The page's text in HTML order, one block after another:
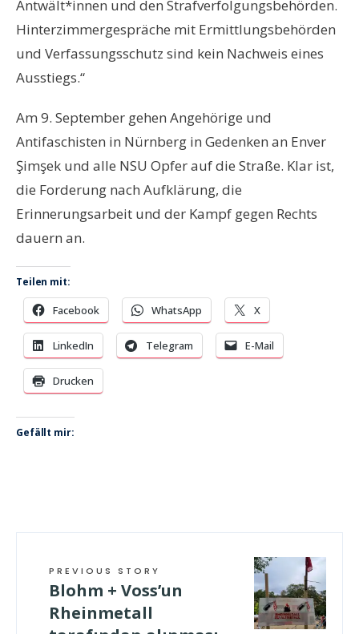
Antwält*innen und den Strafverfolgungsbehörden.
Hinterzimmergespräche mit Ermittlungsbehörden
und Verfassungsschutz sind kein Nachweis eines
Ausstiegs.“
Am 9. September gehen Angehörige und
Antifaschisten in Nürnberg in Gedenken an Enver
Şimşek und alle NSU Opfer auf die Straße. Klar ist,
die Forderung nach Aufklärung, die
Erinnerungsarbeit und der Kampf gegen Rechts
dauern an.
Teilen mit:
Facebook WhatsApp X
LinkedIn Telegram E-Mail
Drucken
Gefällt mir:
PREVIOUS STORY
Blohm + Voss’un
Rheinmetall